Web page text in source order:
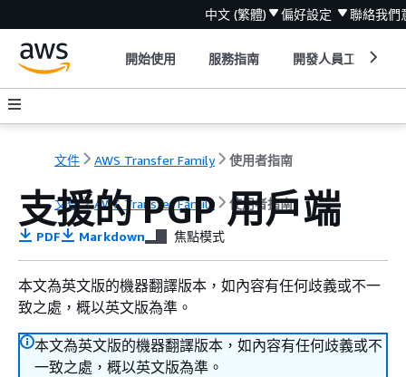
中文 (繁體) 偏好設定 聯絡我們
開始使用 服務指南 開發人員工具
文件 AWS Transfer Family 使用者指南
文件 AWS Transfer Family 使用者指南
支援的 PGP 用戶端
PDF Markdown 焦點模式
本文為英文版的機器翻譯版本，如內容有任何歧義或不一
致之處，概以英文版為準。
本文為英文版的機器翻譯版本，如內容有任何歧義或不
一致之處，概以英文版為準。